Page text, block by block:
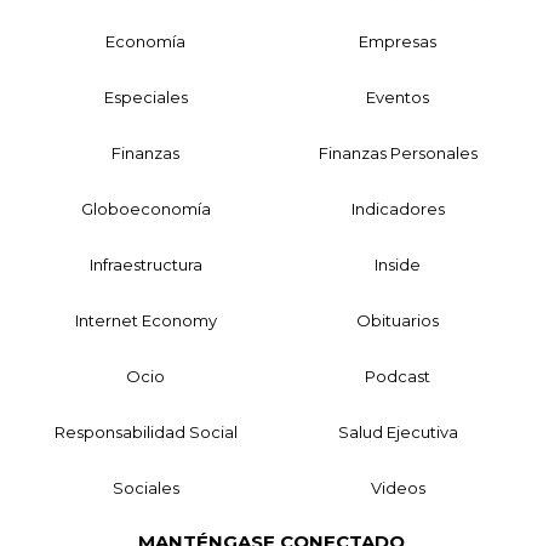
Economía Empresas
Especiales Eventos
Finanzas Finanzas Personales
Globoeconomía Indicadores
Infraestructura Inside
Internet Economy Obituarios
Ocio Podcast
Responsabilidad Social Salud Ejecutiva
Sociales Videos